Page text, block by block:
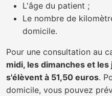
L'âge du patient ;
Le nombre de
domicile.
Pour une consultation au
midi, les dimanches et
s'élèvent à 51,50 euros.
domicile, vous pouvez